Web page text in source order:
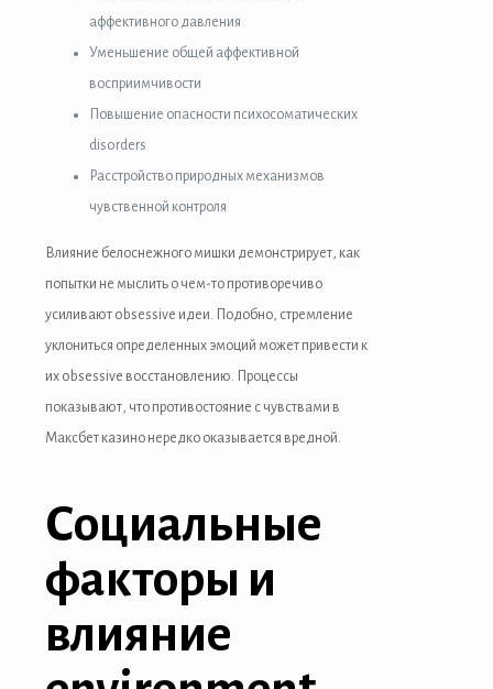
аффективного давления
Уменьшение общей аффективной
восприимчивости
Повышение опасности психосоматических
disorders
Расстройство природных механизмов
чувственной контроля
Влияние белоснежного мишки демонстрирует, как
попытки не мыслить о чем-то противоречиво
усиливают obsessive идеи. Подобно, стремление
уклониться определенных эмоций может привести к
их obsessive восстановлению. Процессы
показывают, что противостояние с чувствами в
Максбет казино нередко оказывается вредной.
Социальные
факторы и
влияние